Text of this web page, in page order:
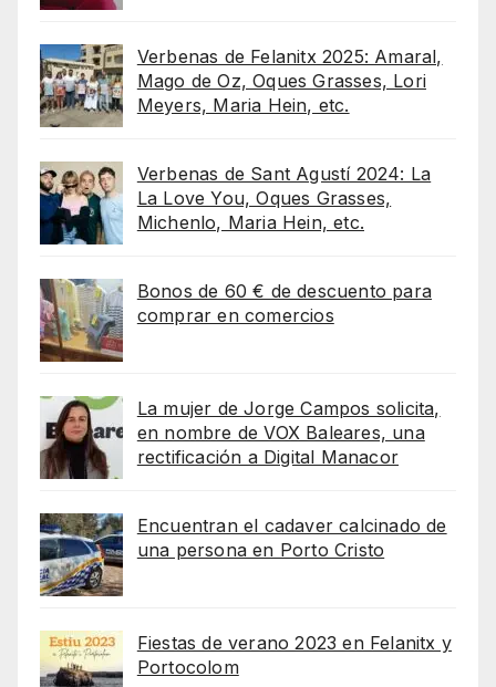
Verbenas de Felanitx 2025: Amaral,
Mago de Oz, Oques Grasses, Lori
Meyers, Maria Hein, etc.
Verbenas de Sant Agustí 2024: La
La Love You, Oques Grasses,
Michenlo, Maria Hein, etc.
Bonos de 60 € de descuento para
comprar en comercios
La mujer de Jorge Campos solicita,
en nombre de VOX Baleares, una
rectificación a Digital Manacor
Encuentran el cadaver calcinado de
una persona en Porto Cristo
Fiestas de verano 2023 en Felanitx y
Portocolom